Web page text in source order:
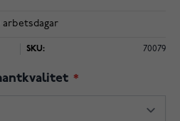
arbetsdagar
SKU: 70079